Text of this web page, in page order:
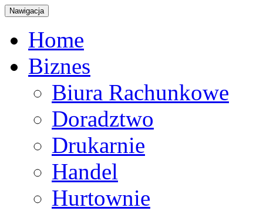
Nawigacja
Home
Biznes
Biura Rachunkowe
Doradztwo
Drukarnie
Handel
Hurtownie